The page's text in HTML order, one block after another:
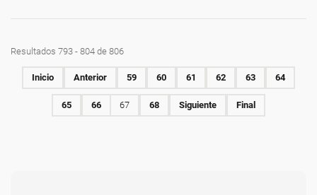
Resultados 793 - 804 de 806
Inicio Anterior 59 60 61 62 63 64
65 66 67 68 Siguiente Final